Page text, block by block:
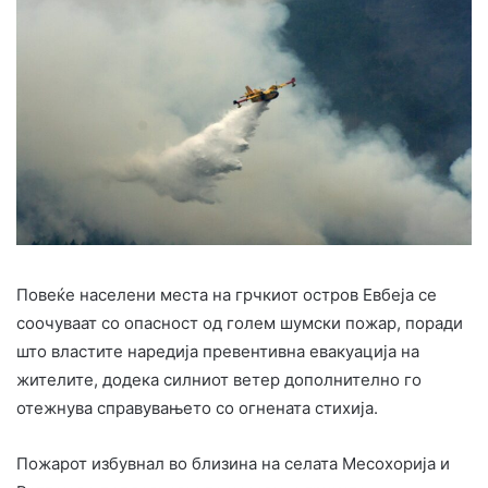
Повеќе населени места на грчкиот остров Евбеја се
соочуваат со опасност од голем шумски пожар, поради
што властите наредија превентивна евакуација на
жителите, додека силниот ветер дополнително го
отежнува справувањето со огнената стихија.
Пожарот избувнал во близина на селата Месохорија и